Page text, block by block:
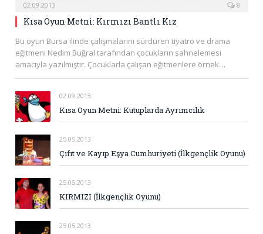
02.09.2013 8
Kısa Oyun Metni: Kırmızı Bantlı Kız
Bu oyun Bursa ilinde çalışmalarını sürdüren tiyatro ve drama
eğitmeni Nedim Buğral tarafından çocukların sahnelemesi
amacıyla yazılmıştır. Çocuklarla çalışan eğitmenlere örnek…
02.09.2013
Kısa Oyun Metni: Kutuplarda Ayrımcılık
25.05.2013
Çıfıt ve Kayıp Eşya Cumhuriyeti (İlkgençlik Oyunu)
25.05.2013
KIRMIZI (İlkgençlik Oyunu)
25.05.2013